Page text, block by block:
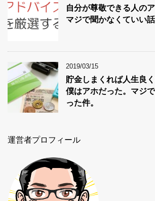
自分が尊敬できる人の
マジで聞かなくていい
2019/03/15
貯金しまくれば人生良
僕はアホだった。マジ
った件。
運営者プロフィール